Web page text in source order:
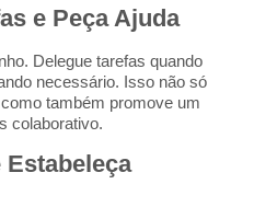
e Peça Ajuda
Delegue tarefas quando
necessário. Isso não só
também promove um
colaborativo.
Estabeleça